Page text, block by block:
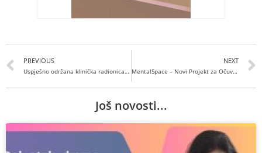
PREVIOUS
Uspješno održana klinička radionica venepunkcije na Medicinskom fakultetu Split
NEXT
MentalSpace – Novi Projekt za Očuvanje Mentalnog Zdravlja
Još novosti...